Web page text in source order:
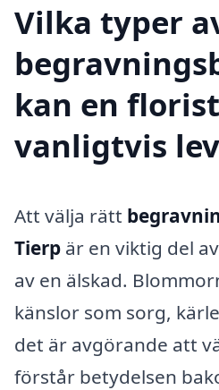
Vilka typer
kan en
vanligtvis
Att välja rätt
Tierp är en viktig del
av en älskad.
känslor som sorg,
det är avgörande att
förstår betydelsen